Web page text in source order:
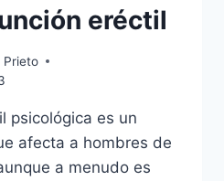
eréctil
Prieto
psicológica es un
afecta a hombres de
a menudo es